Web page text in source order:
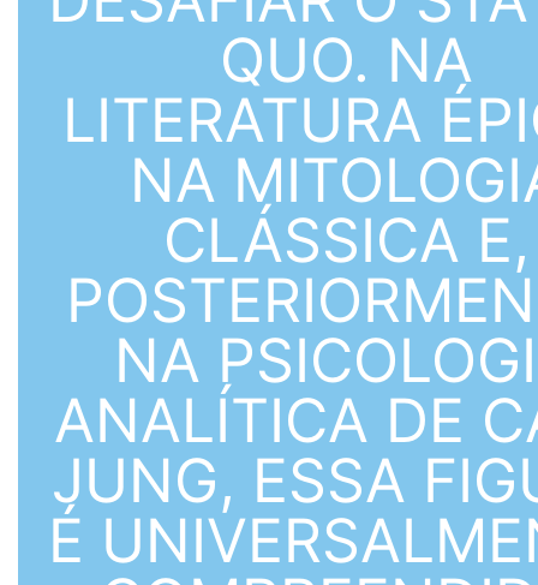
QUO. NA
LITERATURA
NA
CLÁSSICA E,
NA
ANALÍTICA DE
JUNG, ESSA
É